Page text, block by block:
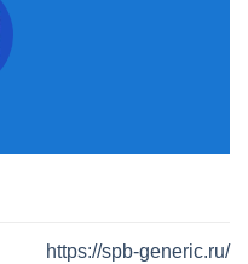
https://spb-generic.ru/